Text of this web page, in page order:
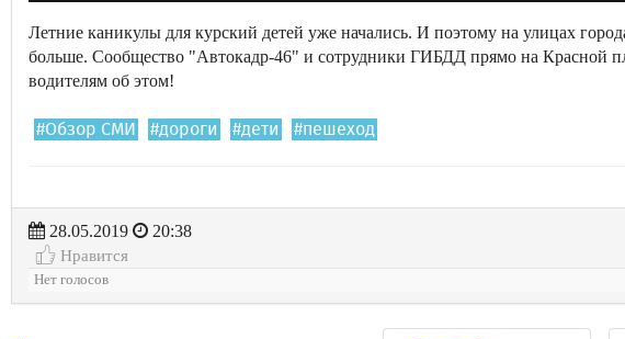
Летние каникулы для курский детей уже начались. И поэтому на улицах
больше. Сообщество "Автокадр-46" и сотрудники ГИБДД прямо на Красной
водителям об этом!
#Обзор СМИ #дороги #дети #пешеход
28.05.2019
20:38
Нравится
Нет голосов